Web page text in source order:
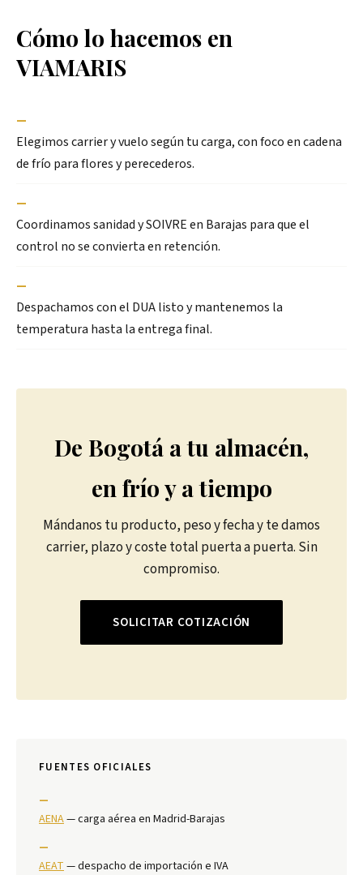
Cómo lo hacemos en
VIAMARIS
—
Elegimos carrier y vuelo según tu carga, con foco en cadena
de frío para flores y perecederos.
—
Coordinamos sanidad y SOIVRE en Barajas para que el
control no se convierta en retención.
—
Despachamos con el DUA listo y mantenemos la
temperatura hasta la entrega final.
De Bogotá a tu almacén,
en frío y a tiempo
Mándanos tu producto, peso y fecha y te damos
carrier, plazo y coste total puerta a puerta. Sin
compromiso.
SOLICITAR COTIZACIÓN
FUENTES OFICIALES
—
AENA— carga aérea en Madrid-Barajas
—
AEAT — despacho de importación e IVA